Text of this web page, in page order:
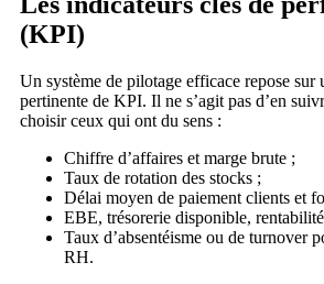
(KPI)
Un système de pilotage efficace repose sur
pertinente de KPI. Il ne s’agit pas d’en
choisir ceux qui ont du sens :
Chiffre d’affaires et marge brute ;
Taux de rotation des stocks ;
Délai moyen de paiement clients et
EBE, trésorerie disponible,
Taux d’absentéisme ou de turnover
RH.